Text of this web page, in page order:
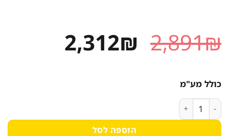
2,891₪ המחיר
המקורי
2,312₪ המחיר
כולל מע"מ
כמות של מדיח כלים רגיל 60 ס”מ אלקטרולוקס ESF9500LOX נירוסטה
הוספה לסל